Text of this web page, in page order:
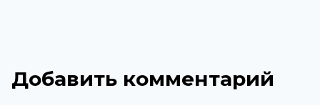
Добавить комментарий